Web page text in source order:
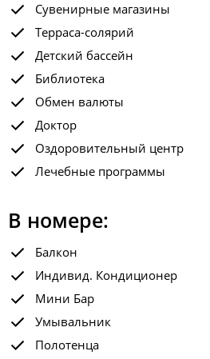
Сувенирные магазины
Терраса-солярий
Детский бассейн
Библиотека
Обмен валюты
Доктор
Оздоровительный центр
Лечебные программы
В номере:
Балкон
Индивид. Кондиционер
Мини Бар
Умывальник
Полотенца